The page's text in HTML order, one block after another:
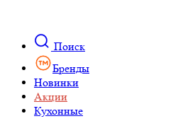
Поиск
Бренды
Новинки
Акции
Кухонные